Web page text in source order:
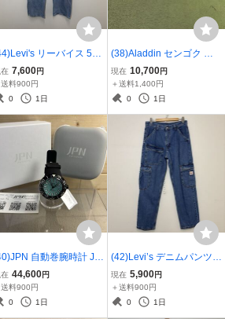
リーバイス 501
デニムパンツ PC
0057U-0009 コットン 3
ブルー ボタンフライ仕
7,600円
送料900円
0
1日
(38)Aladdin センゴク ア
ラジン ポータブル ガス カ
セットコンロ ツーバーナ
ー SAG-K50A アウトドア
現在 10,700円
＋送料1,400円
0
1日
自動巻腕時計 JP
002TQBK アナログ S
TURQUOISE BLA
ジェイピーエヌ ダイ
44,600円
送料900円
0
1日
(42)Levi’s デニムパンツ P
C9-A7368-0007 STAY LO
OSE カーゴ W34 L32 リ
ーバイス ブルー コットン
現在 5,900円
＋送料900円
0
1日